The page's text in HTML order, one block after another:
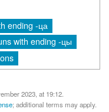
ending -ца
with ending -цы
2023, at 19:12.
; additional terms may apply.